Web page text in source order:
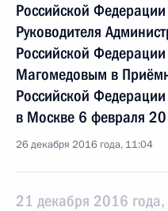
Российской
Руководителя
Российской
Магомедовым в
Российской
в Москве 6 февраля
26 декабря 2016 года, 11:04
21 декабря 2016 года,